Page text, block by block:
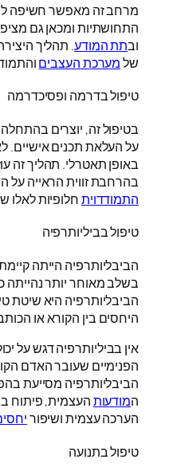
מרחב זה מאפשר חשיפה
התחושתיות ומכאן גם
ובתת המודע. תהליך
שלמערכת העצבים
טיפול בדרמה ופסיכדרמה
בטיפול זה, יוצרים
על העלאת תכנים אישיים.
באופן תאטרלי. תהליך זה
בהרחבת זווית הראייה על
התמודדויתחלופיות
טיפול בביליותרפיה
בשלב מאוחר יותר נהייתה
הביבליותרפיה היא
היחסים בין הקורא או
אין בביליותרפיה דגש על
הפנימיים שעובר האדם
הביבליותרפיה מסייעת
המודעותהעצמית, פיתוח
הערכה עצמית ושיפור
טיפול בתנועה